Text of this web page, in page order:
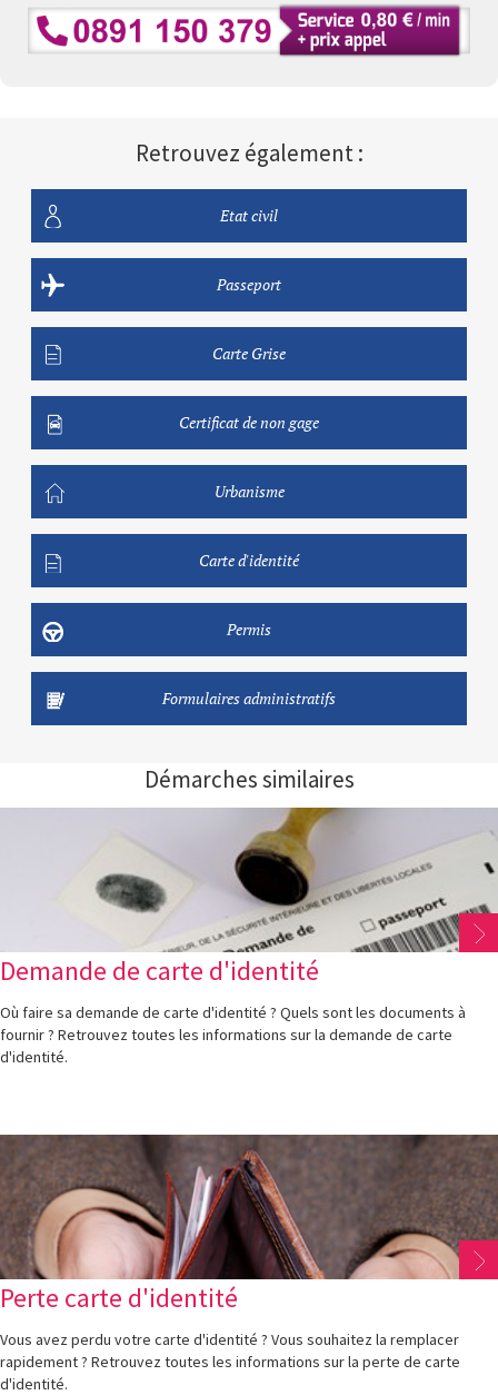
Retrouvez également :
Etat civil
Passeport
Carte Grise
Certificat de non gage
Urbanisme
Carte d'identité
Permis
Formulaires administratifs
Démarches similaires
Demande de carte d'identité
Où faire sa demande de carte d'identité ? Quels sont les documents à
fournir ? Retrouvez toutes les informations sur la demande de carte
d'identité.
Perte carte d'identité
Vous avez perdu votre carte d'identité ? Vous souhaitez la remplacer
rapidement ? Retrouvez toutes les informations sur la perte de carte
d'identité.